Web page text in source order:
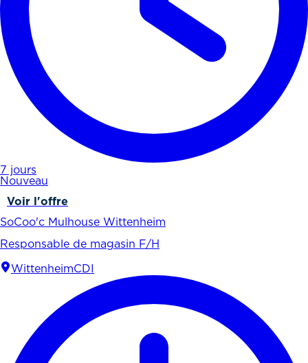
7 jours
Nouveau
Voir l'offre
SoCoo'c Mulhouse Wittenheim
Responsable de magasin F/H
WittenheimCDI